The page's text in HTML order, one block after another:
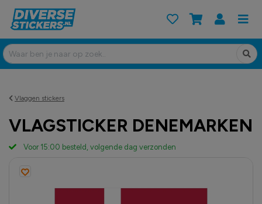
Vlaggen stickers
VLAGSTICKER DENEMARKEN
Voor 15:00 besteld, volgende dag verzonden